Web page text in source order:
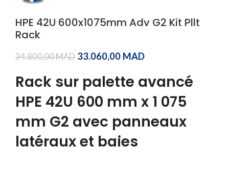
HPE 42U 600x1075mm Adv G2 Kit Pllt
Rack
34.800,00MAD 33.060,00 MAD
Rack sur palette avancé
HPE 42U 600 mm x 1 075
mm G2 avec panneaux
latéraux et baies